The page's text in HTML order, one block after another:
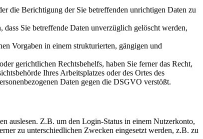
die Berichtigung der Sie betreffenden unrichtigen Daten zu
dass Sie betreffende Daten unverzüglich gelöscht werden,
Vorgaben in einem strukturierten, gängigen und
gerichtlichen Rechtsbehelfs, haben Sie ferner das Recht,
Ihres Arbeitsplatzes oder des Ortes des
Daten gegen die DSGVO verstößt.
auslesen. Z.B. um den Login-Status in einem Nutzerkonto,
zu unterschiedlichen Zwecken eingesetzt werden, z.B. zu